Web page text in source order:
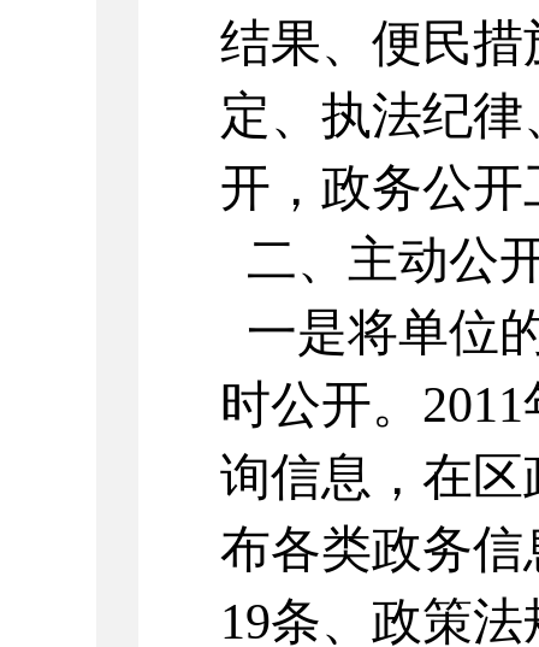
结果、便民
定、执法纪
开，政务公
二、主动公
一是将单位
时公开。
询信息，在
布各类政务
19条、政策